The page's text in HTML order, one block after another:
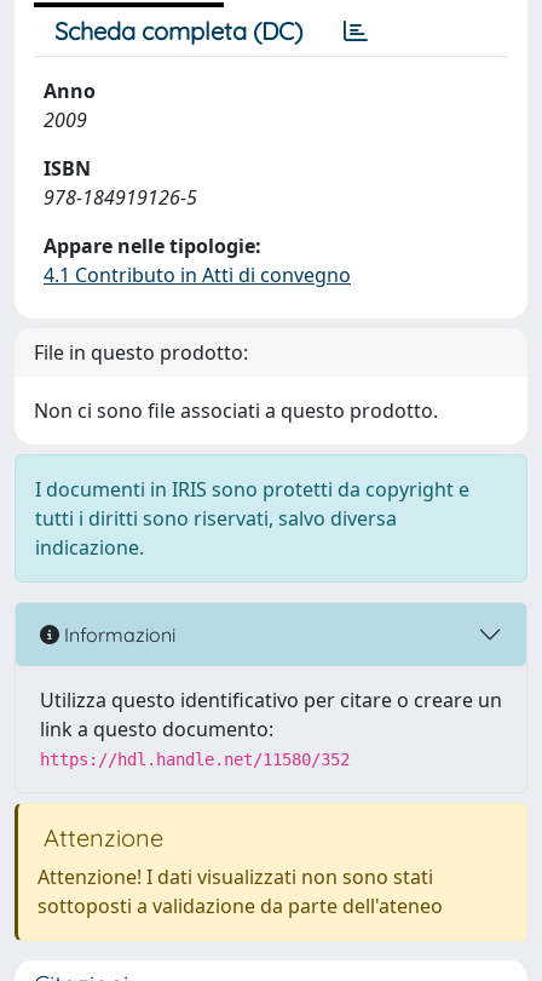
Scheda completa (DC)
Anno
2009
ISBN
978-184919126-5
Appare nelle tipologie:
4.1 Contributo in Atti di convegno
File in questo prodotto:
Non ci sono file associati a questo prodotto.
I documenti in IRIS sono protetti da copyright e
tutti i diritti sono riservati, salvo diversa
indicazione.
Informazioni
Utilizza questo identificativo per citare o creare un
link a questo documento:
https://hdl.handle.net/11580/352
Attenzione
Attenzione! I dati visualizzati non sono stati
sottoposti a validazione da parte dell'ateneo